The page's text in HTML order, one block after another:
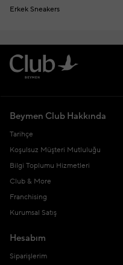
Erkek Sneakers
Beymen Club Hakkında
Tarihçe
Koşulsuz Müşteri Mutluluğu
Bilgi Toplumu Hizmetleri
Club & More
Franchising
Kurumsal Satış
Hesabım
Siparişlerim